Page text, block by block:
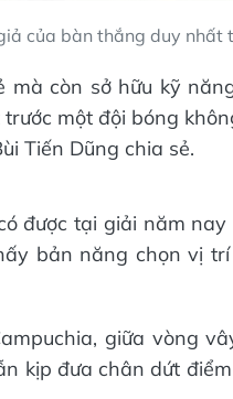
của bàn thắng duy nhất
mà còn sở hữu kỹ
một đội bóng
Tiến Dũng chia sẻ.
được tại giải năm
bản năng chọn vị
giữa vòng
kịp đưa chân dứt